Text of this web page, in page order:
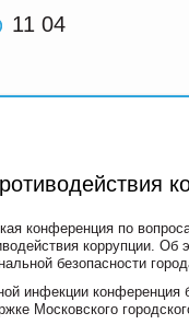
11 04
конференция по
коррупции. Об
безопасности
инфекции конференция
Московского